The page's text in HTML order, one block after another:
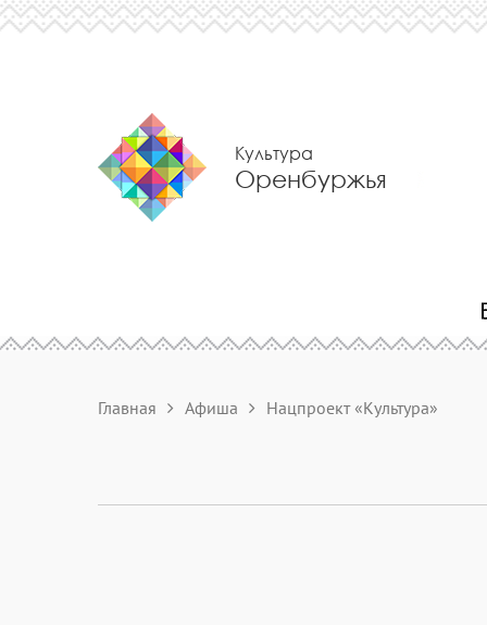
Культура
Оренбуржья
Главная Афиша Нацпроект «Культура»